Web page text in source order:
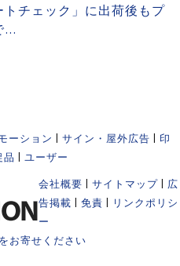
トチェック」に出荷後もプ
...
ーション サイン・屋外広告
印
品 ユーザー
会社概要 サイトマップ
広
告掲載
免責
リンクポリシ
ー
お寄せください